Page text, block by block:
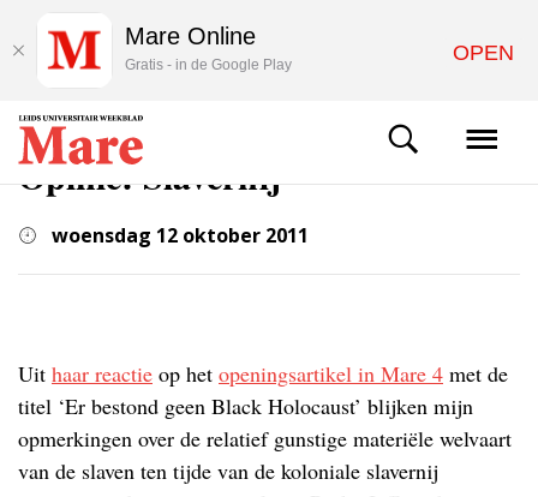
ACHTERGROND
Opinie: Slavernij
woensdag 12 oktober 2011
Uit haar reactie op het openingsartikel in Mare 4 met de
titel ‘Er bestond geen Black Holocaust’ blijken mijn
opmerkingen over de relatief gunstige materiële welvaart
van de slaven ten tijde van de koloniale slavernij
Mare Online
Gratis - in de Google Play OPEN